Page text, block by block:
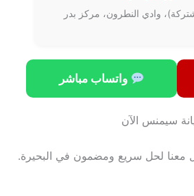
وادي النطرون، مركز بدر
واتساب مباشر
سيمنس الآن
معنا لحل سريع ومضمون في البحيرة.